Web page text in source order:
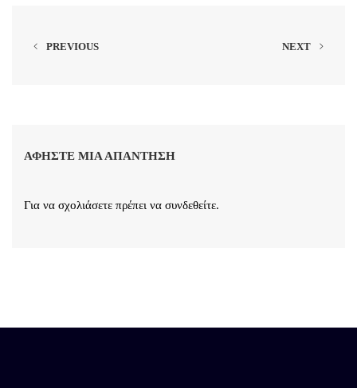
PREVIOUS NEXT
ΑΦΉΣΤΕ ΜΙΑ ΑΠΆΝΤΗΣΗ
Για να σχολιάσετε πρέπει να συνδεθείτε.